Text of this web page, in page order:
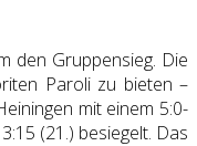
den Gruppensieg. Die
Paroli zu bieten –
mit einem 5:0-
(21.) besiegelt. Das